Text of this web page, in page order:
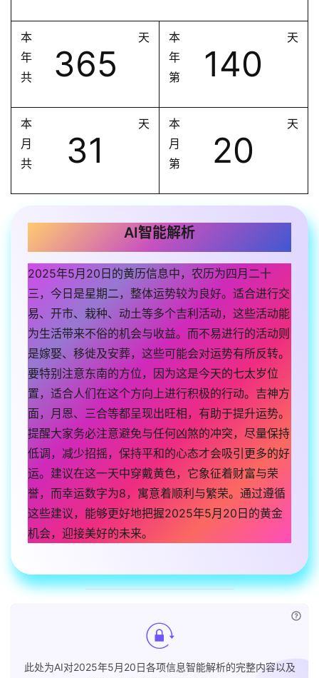
本
年
共
365
天
本
年
第
140
天
本
月
共
31
天
本
月
第
20
天
AI智能解析
2025年5月20日的黄历信息中，农历为四月二十
三，今日是星期二，整体运势较为良好。适合进行交
易、开市、栽种、动土等多个吉利活动，这些活动能
为生活带来不俗的机会与收益。而不易进行的活动则
是嫁娶、移徙及安葬，这些可能会对运势有所反转。
要特别注意东南的方位，因为这是今天的七太岁位
置，适合人们在这个方向上进行积极的行动。吉神方
面，月恩、三合等都呈现出旺相，有助于提升运势。
提醒大家务必注意避免与任何凶煞的冲突，尽量保持
低调，减少招摇，保持平和的心态才会吸引更多的好
运。建议在这一天中穿戴黄色，它象征着财富与荣
誉，而幸运数字为8，寓意着顺利与繁荣。通过遵循
这些建议，能够更好地把握2025年5月20日的黄金
机会，迎接美好的未来。
此处为AI对2025年5月20日各项信息智能解析的完整内容以及